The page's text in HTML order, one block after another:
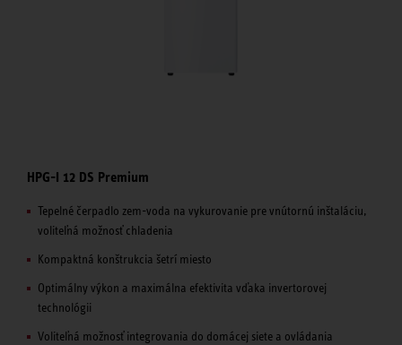
HPG-I 12 DS Premium
Tepelné čerpadlo zem-voda na vykurovanie pre vnútornú inštaláciu,
voliteľná možnosť chladenia
Kompaktná konštrukcia šetrí miesto
Optimálny výkon a maximálna efektivita vďaka invertorovej
technológii
Voliteľná možnosť integrovania do domácej siete a ovládania